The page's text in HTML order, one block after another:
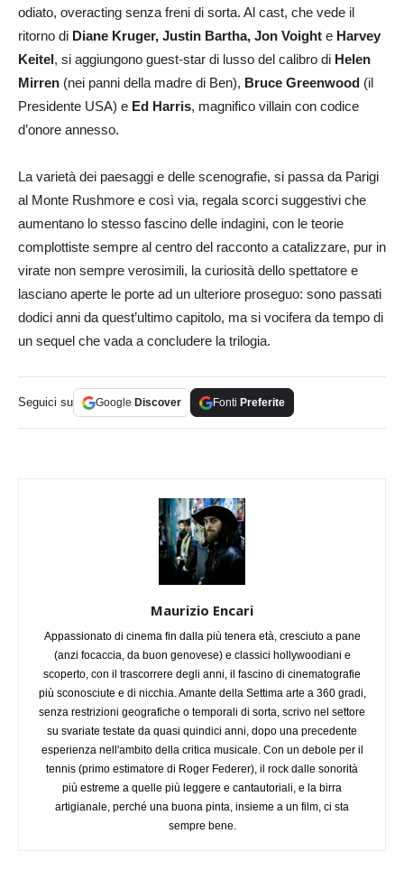
odiato, overacting senza freni di sorta. Al cast, che vede il
ritorno di Diane Kruger, Justin Bartha, Jon Voight e Harvey
Keitel, si aggiungono guest-star di lusso del calibro di Helen
Mirren (nei panni della madre di Ben), Bruce Greenwood (il
Presidente USA) e Ed Harris, magnifico villain con codice
d’onore annesso.
La varietà dei paesaggi e delle scenografie, si passa da Parigi
al Monte Rushmore e così via, regala scorci suggestivi che
aumentano lo stesso fascino delle indagini, con le teorie
complottiste sempre al centro del racconto a catalizzare, pur in
virate non sempre verosimili, la curiosità dello spettatore e
lasciano aperte le porte ad un ulteriore proseguo: sono passati
dodici anni da quest’ultimo capitolo, ma si vocifera da tempo di
un sequel che vada a concludere la trilogia.
Seguici su Google Discover Fonti Preferite
Maurizio Encari
Appassionato di cinema fin dalla più tenera età, cresciuto a pane
(anzi focaccia, da buon genovese) e classici hollywoodiani e
scoperto, con il trascorrere degli anni, il fascino di cinematografie
più sconosciute e di nicchia. Amante della Settima arte a 360 gradi,
senza restrizioni geografiche o temporali di sorta, scrivo nel settore
su svariate testate da quasi quindici anni, dopo una precedente
esperienza nell'ambito della critica musicale. Con un debole per il
tennis (primo estimatore di Roger Federer), il rock dalle sonorità
più estreme a quelle più leggere e cantautoriali, e la birra
artigianale, perché una buona pinta, insieme a un film, ci sta
sempre bene.